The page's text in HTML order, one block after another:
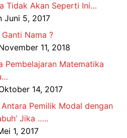
Tidak Akan Seperti Ini…
Juni 5, 2017
Nama ?
11, 2018
Pembelajaran Matematika
14, 2017
Pemilik Modal dengan
Jika …..
1, 2017